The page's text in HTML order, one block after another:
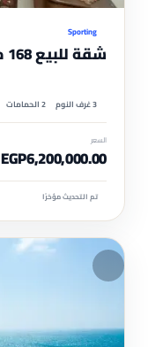
Sporting
شقة للبيع 168 م سبورتنج (شارع الاقصر)
3 غرف النوم 2 الحمامات
السعر
EGP6,200,000.00
تم التحديث مؤخرًا